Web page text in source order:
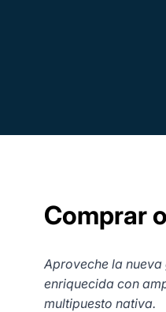
Comprar
Aproveche la
enriquecida con
multipuesto nativa.